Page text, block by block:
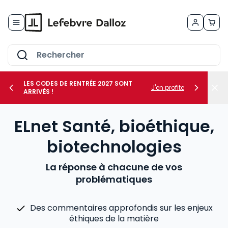
le sous-menu Vos métiers
le sous-menu Vos besoins
LES CODES DE RENTRÉE 2027 SONT
ARRIVÉS !
J'en profite
ELnet Santé, bioéthique,
biotechnologies
La réponse à chacune de vos
problématiques
Des commentaires approfondis sur les enjeux
éthiques de la matière